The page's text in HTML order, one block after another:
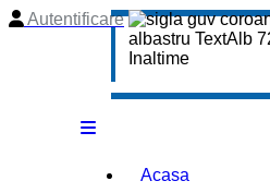
Autentificare
Acasa